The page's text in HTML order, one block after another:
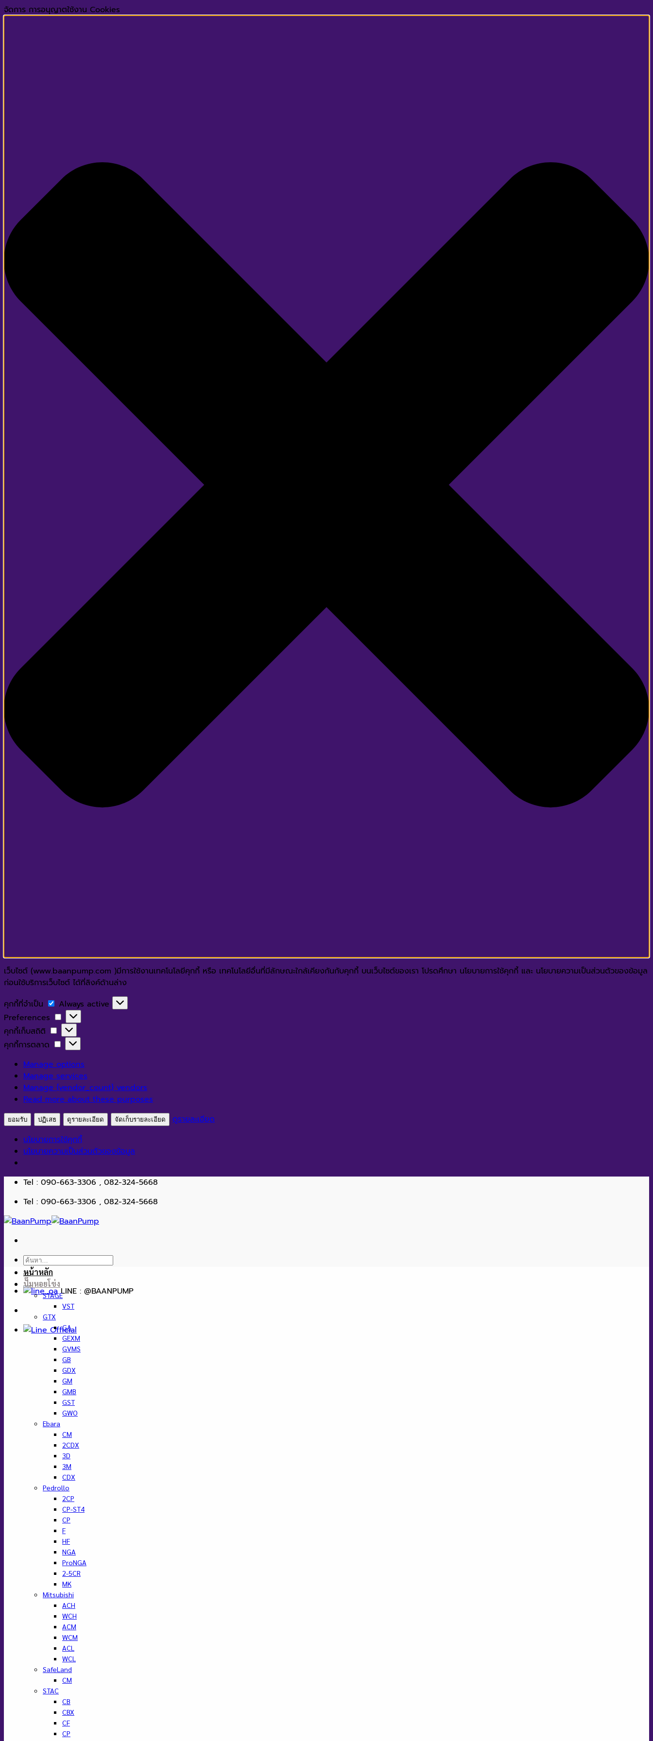
จัดการ การอนุญาตใช้งาน Cookies
เว็บไซต์ (www.baanpump.com )มีการใช้งานเทคโนโลยีคุกกี้ หรือ เทคโนโลยีอื่นที่มีลักษณะใกล้เคียงกันกับคุกกี้ บนเว็บไซต์ของเรา โปรดศึกษา นโยบายการใช้คุกกี้ และ นโยบายความเป็นส่วนตัวของข้อมูล
ก่อนใช้บริการเว็บไซต์ ได้ที่ลิงค์ด้านล่าง
คุกกี้ที่จำเป็น
คุกกี้
ที่
จำเป็น
Always active
Preferences
Preferences
คุกกี้เก็บสถิติ
คุกกี้
เก็บ
สถิติ
คุกกี้การตลาด
คุกกี้
การ
ตลาด
Manage options
Manage services
Manage {vendor_count} vendors
Read more about these purposes
ยอมรับ ปฏิเสธ ดูรายละเอียด จัดเก็บรายละเอียด
ดูรายละเอียด
นโยบายการใช้คุกกี้
นโยบายความเป็นส่วนตัวของข้อมูล
ข้าม
เนื้อหา
Tel : 090-663-3306 , 082-324-5668
Tel : 090-663-3306 , 082-324-5668
ค้นหา:
LINE : @BAANPUMP
หน้าหลัก
ปั๊มหอยโข่ง
STAGE
VST
GTX
GA
GEXM
GVMS
GB
GDX
GM
GMB
GST
GWO
Ebara
CM
2CDX
3D
3M
CDX
Pedrollo
2CP
CP-ST4
CP
F
HF
NGA
ProNGA
2-5CR
MK
Mitsubishi
ACH
WCH
ACM
WCM
ACL
WCL
SafeLand
CM
STAC
CB
CBX
CF
CP